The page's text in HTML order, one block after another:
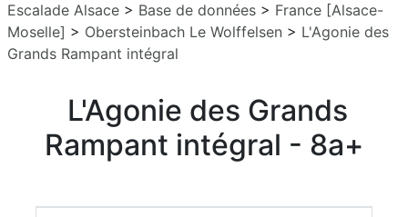
Escalade Alsace > Base de données > France [Alsace-
Moselle] > Obersteinbach Le Wolffelsen > L'Agonie des
Grands Rampant intégral
L'Agonie des Grands
Rampant intégral - 8a+